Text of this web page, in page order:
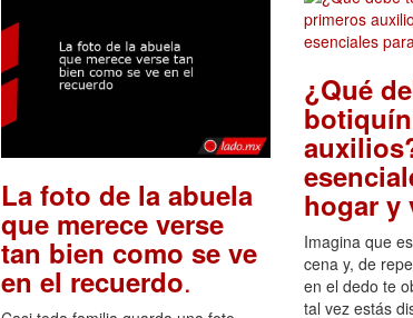
La foto de la abuela
que merece verse
tan bien como se ve
en el recuerdo.
¿Qué
hogar y
Imagina que
cena y, de
en el dedo te
tal vez estás